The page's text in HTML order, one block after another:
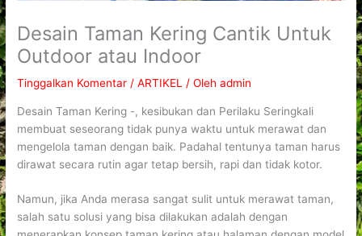
Desain Taman Kering Cantik Untuk
Outdoor atau Indoor
Tinggalkan Komentar /ARTIKEL / Olehadmin
Desain Taman Kering -, kesibukan dan Perilaku Seringkali
membuat seseorang tidak punya waktu untuk merawat dan
mengelola taman dengan baik. Padahal tentunya taman harus
dirawat secara rutin agar tetap bersih, rapi dan tidak kotor.
Namun, jika Anda merasa sangat sulit untuk merawat taman,
salah satu solusi yang bisa dilakukan adalah dengan